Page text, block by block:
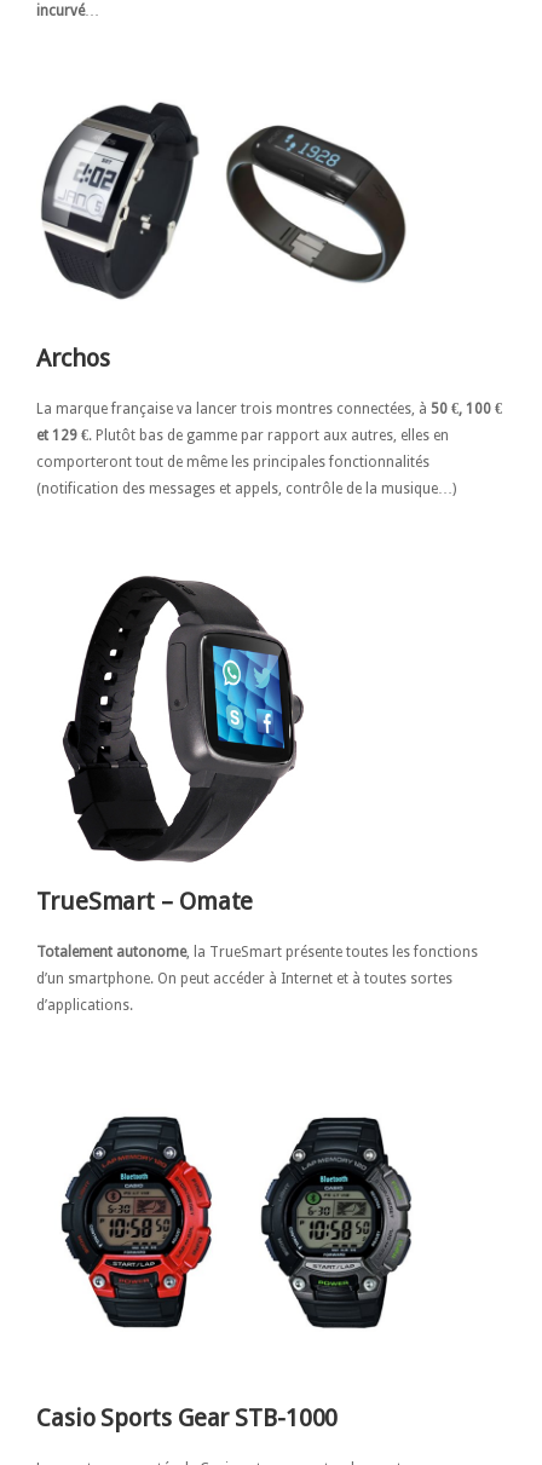
incurvé…
Archos
La marque française va lancer trois montres connectées, à 50 €, 100 €
et 129 €. Plutôt bas de gamme par rapport aux autres, elles en
comporteront tout de même les principales fonctionnalités
(notification des messages et appels, contrôle de la musique…)
TrueSmart – Omate
Totalement autonome, la TrueSmart présente toutes les fonctions
d’un smartphone. On peut accéder à Internet et à toutes sortes
d’applications.
Casio Sports Gear STB-1000